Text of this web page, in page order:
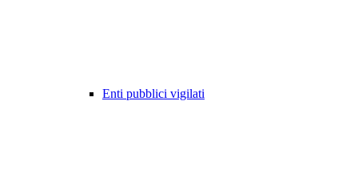
Enti pubblici vigilati